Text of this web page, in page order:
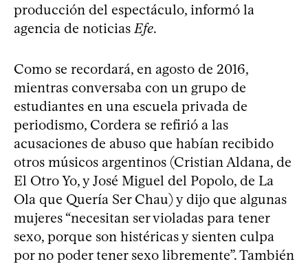
producción del espectáculo, informó la
agencia de noticias Efe.
Como se recordará, en agosto de 2016,
mientras conversaba con un grupo de
estudiantes en una escuela privada de
periodismo, Cordera se refirió a las
acusaciones de abuso que habían recibido
otros músicos argentinos (Cristian Aldana, de
El Otro Yo, y José Miguel del Popolo, de La
Ola que Quería Ser Chau) y dijo que algunas
mujeres “necesitan ser violadas para tener
sexo, porque son histéricas y sienten culpa
por no poder tener sexo libremente”. También